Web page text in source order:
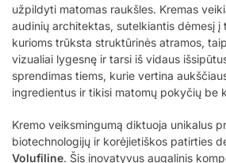
užpildyti matomas raukšles. Kremas
audinių architektas, sutelkiantis dėmesį į
kurioms trūksta struktūrinės atramos,
vizualiai lygesnę ir tarsi iš vidaus
sprendimas tiems, kurie vertina
ingredientus ir tikisi matomų pokyčių be
Kremo veiksmingumą diktuoja unikalus
biotechnologijų ir korėjietiškos patirties
Volufiline. Šis inovatyvus augalinis